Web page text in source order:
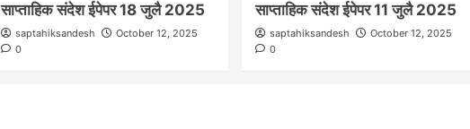
साप्ताहिक संदेश ईपेपर 18 जुलै 2025
saptahiksandesh
October 12, 2025
0
साप्ताहिक संदेश ईपेपर 11 जुलै 2025
saptahiksandesh
October 12, 2025
0